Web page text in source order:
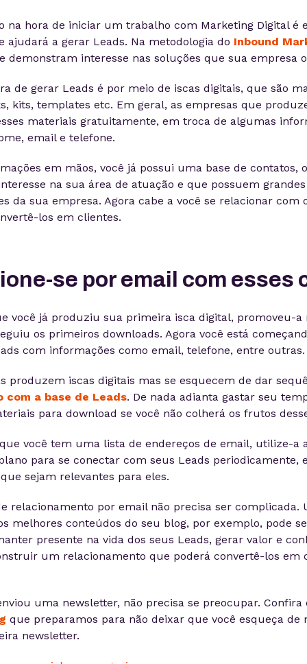
na hora de iniciar um trabalho com Marketing Digital é
ajudará a gerar Leads. Na metodologia do Inbound
demonstram interesse nas soluções que sua empresa
de gerar Leads é por meio de iscas digitais, que são
kits, templates etc. Em geral, as empresas que
materiais gratuitamente, em troca de algumas
email e telefone.
em mãos, você já possui uma base de contatos,
na sua área de atuação e que possuem
da sua empresa. Agora cabe a você se relacionar com
los em clientes.
se por email com esses
você já produziu sua primeira isca digital, promoveu-a
os primeiros downloads. Agora você está
com informações como email, telefone, entre outras.
produzem iscas digitais mas se esquecem de dar
com a base de Leads. De nada adianta gastar seu
para download se você não colherá os frutos
você tem uma lista de endereços de email, utilize-a
para se conectar com seus Leads periodicamente,
sejam relevantes para eles.
relacionamento por email não precisa ser complicada.
melhores conteúdos do seu blog, por exemplo, pode
presente na vida dos seus Leads, gerar valor e
um relacionamento que poderá convertê-los em
uma newsletter, não precisa se preocupar.
que preparamos para não deixar que você esqueça de
newsletter.